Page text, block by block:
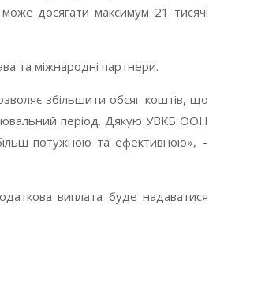
досягати максимум 21 тисячі
та міжнародні партнери.
збільшити обсяг коштів, що
період. Дякую УВКБ ООН
потужною та ефективною», –
виплата буде надаватися